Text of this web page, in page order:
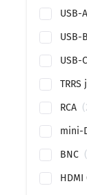
USB-A
USB-B
USB-C
RCA
mini-
BNC
HDMI